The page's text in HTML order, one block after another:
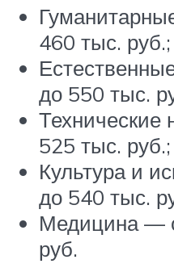
460 тыс. руб.;
до 550 тыс.
Технические
525 тыс. руб.;
Культура и
до 540 тыс.
Медицина —
руб.